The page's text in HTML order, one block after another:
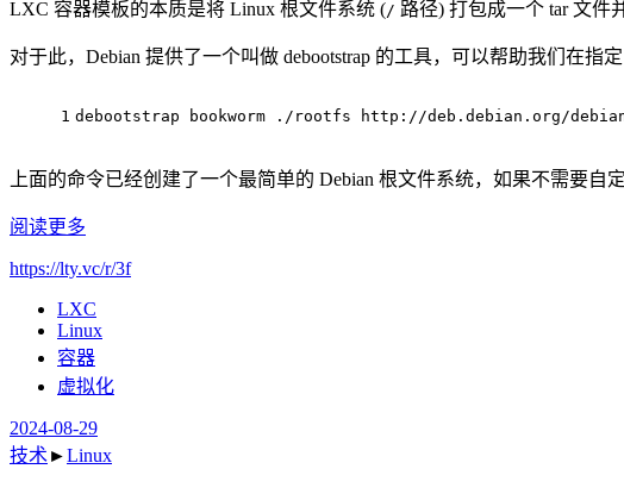
LXC 容器模板的本质是将 Linux 根文件系统 (/ 路径) 打包成一个 tar 文件
对于此，Debian 提供了一个叫做 debootstrap 的工具，可以帮助我们在指
1 debootstrap bookworm ./rootfs http://deb.debian.org/
上面的命令已经创建了一个最简单的 Debian 根文件系统，如果不需要
阅读更多
https://lty.vc/r/3f
LXC
Linux
容器
虚拟化
2024-08-29
技术►Linux